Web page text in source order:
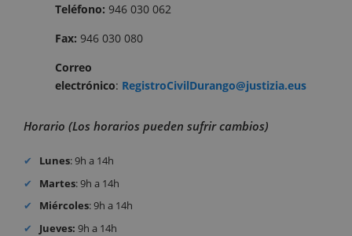
Teléfono: 946 030 062
Fax: 946 030 080
Correo
electrónico: RegistroCivilDurango@justizia.eus
Horario (Los horarios pueden sufrir cambios)
Lunes: 9h a 14h
Martes: 9h a 14h
Miércoles: 9h a 14h
Jueves: 9h a 14h